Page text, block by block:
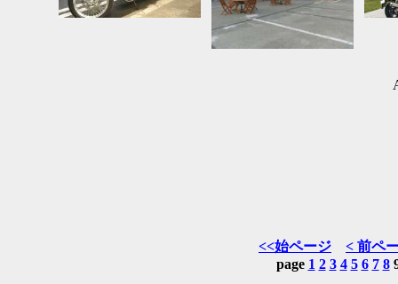
<<始ページ
< 前ペ
page 1 2 3 4 5 6 7 8